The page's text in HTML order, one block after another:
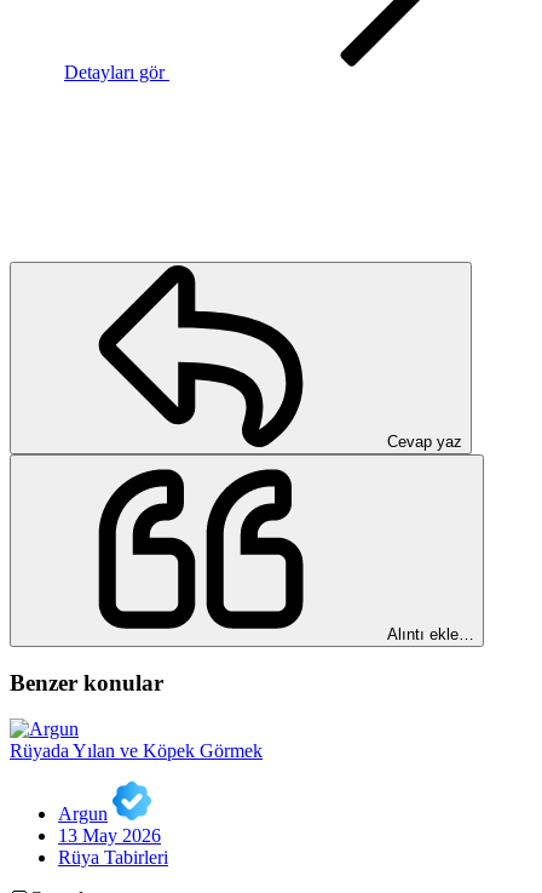
Detayları gör
Cevap yaz
Alıntı ekle…
Benzer konular
Rüyada Yılan ve Köpek Görmek
Argun
13 May 2026
Rüya Tabirleri